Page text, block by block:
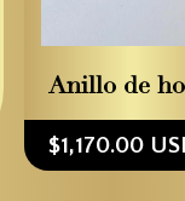
Anillo de
$1,170.00